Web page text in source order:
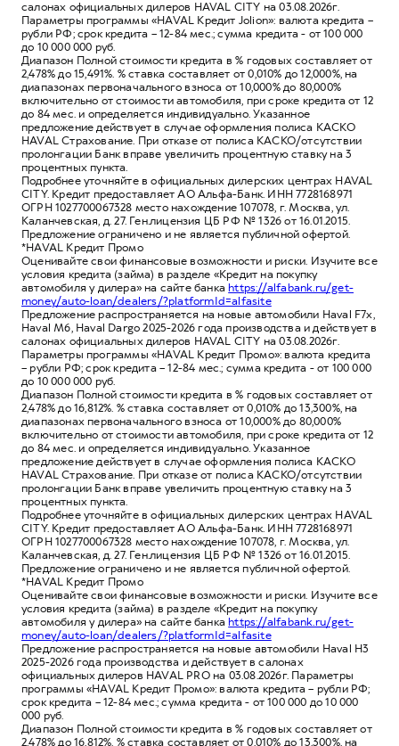
салонах официальных дилеров HAVAL CITY на 03.08.2026г.
Параметры программы «HAVAL Кредит Jolion»: валюта кредита –
рубли РФ; срок кредита – 12-84 мес.; сумма кредита - от 100 000
до 10 000 000 руб.
Диапазон Полной стоимости кредита в % годовых составляет от
2,478% до 15,491%. % ставка составляет от 0,010% до 12,000%, на
диапазонах первоначального взноса от 10,000% до 80,000%
включительно от стоимости автомобиля, при сроке кредита от 12
до 84 мес. и определяется индивидуально. Указанное
предложение действует в случае оформления полиса КАСКО
HAVAL Страхование. При отказе от полиса КАСКО/отсутствии
пролонгации Банк вправе увеличить процентную ставку на 3
процентных пункта.
Подробнее уточняйте в официальных дилерских центрах HAVAL
CITY. Кредит предоставляет АО Альфа-Банк. ИНН 7728168971
ОГРН 1027700067328 место нахождение 107078, г. Москва, ул.
Каланчевская, д. 27. Ген.лицензия ЦБ РФ № 1326 от 16.01.2015.
Предложение ограничено и не является публичной офертой.
*HAVAL Кредит Промо
Оценивайте свои финансовые возможности и риски. Изучите все
условия кредита (займа) в разделе «Кредит на покупку
автомобиля у дилера» на сайте банкаhttps://alfabank.ru/get-
money/auto-loan/dealers/?platformId=alfasite
Предложение распространяется на новые автомобили Haval F7x,
Haval M6, Haval Dargo 2025-2026 года производства и действует в
салонах официальных дилеров HAVAL CITY на 03.08.2026г.
Параметры программы «HAVAL Кредит Промо»: валюта кредита
– рубли РФ; срок кредита – 12-84 мес.; сумма кредита - от 100 000
до 10 000 000 руб.
Диапазон Полной стоимости кредита в % годовых составляет от
2,478% до 16,812%. % ставка составляет от 0,010% до 13,300%, на
диапазонах первоначального взноса от 10,000% до 80,000%
включительно от стоимости автомобиля, при сроке кредита от 12
до 84 мес. и определяется индивидуально. Указанное
предложение действует в случае оформления полиса КАСКО
HAVAL Страхование. При отказе от полиса КАСКО/отсутствии
пролонгации Банк вправе увеличить процентную ставку на 3
процентных пункта.
Подробнее уточняйте в официальных дилерских центрах HAVAL
CITY. Кредит предоставляет АО Альфа-Банк. ИНН 7728168971
ОГРН 1027700067328 место нахождение 107078, г. Москва, ул.
Каланчевская, д. 27. Ген.лицензия ЦБ РФ № 1326 от 16.01.2015.
Предложение ограничено и не является публичной офертой.
*HAVAL Кредит Промо
Оценивайте свои финансовые возможности и риски. Изучите все
условия кредита (займа) в разделе «Кредит на покупку
автомобиля у дилера» на сайте банкаhttps://alfabank.ru/get-
money/auto-loan/dealers/?platformId=alfasite
Предложение распространяется на новые автомобили Haval H3
2025-2026 года производства и действует в салонах
официальных дилеров HAVAL PRO на 03.08.2026г. Параметры
программы «HAVAL Кредит Промо»: валюта кредита – рубли РФ;
срок кредита – 12-84 мес.; сумма кредита - от 100 000 до 10 000
000 руб.
Диапазон Полной стоимости кредита в % годовых составляет от
2,478% до 16,812%. % ставка составляет от 0,010% до 13,300%, на